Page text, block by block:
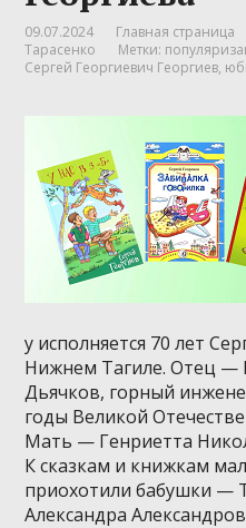
09.07.2024 Главная страница
Тарасенко
Метки:
Сергей Георгиевич Георгиев,
у исполняется 70 лет
Нижнем Тагиле. Отец —
Дьячков, горный
годы Великой
Мать — Генриетта
К сказкам и книжкам
приохотили бабушки —
Александра